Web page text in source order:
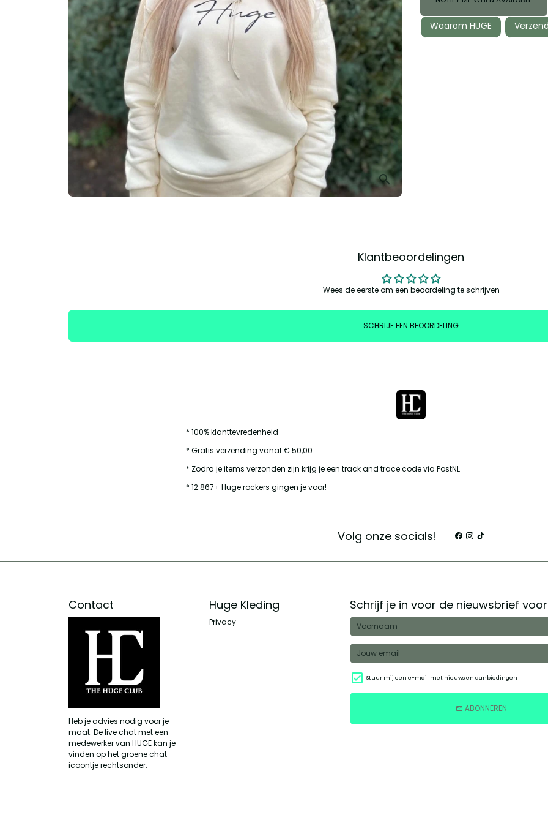
Waarom HUGE
Klantbeoordelingen
Wees de eerste om een beoordeling te schrijven
SCHRIJF EEN BEOORDELING
* 100% klanttevredenheid
* Gratis verzending vanaf € 50,00
* Zodra je items verzonden zijn krijg je een track and trace code via PostNL
* 12.867+ Huge rockers gingen je voor!
Volg onze socials!
Contact
Heb je advies nodig voor je
maat. De live chat met een
medewerker van HUGE kan je
vinden op het groene chat
icoontje rechtsonder.
Huge Kleding
Privacy
Schrijf je in voor de nieuwsbrief
Stuur mij een e-mail met nieuws en aanbiedingen
email ABONNEREN